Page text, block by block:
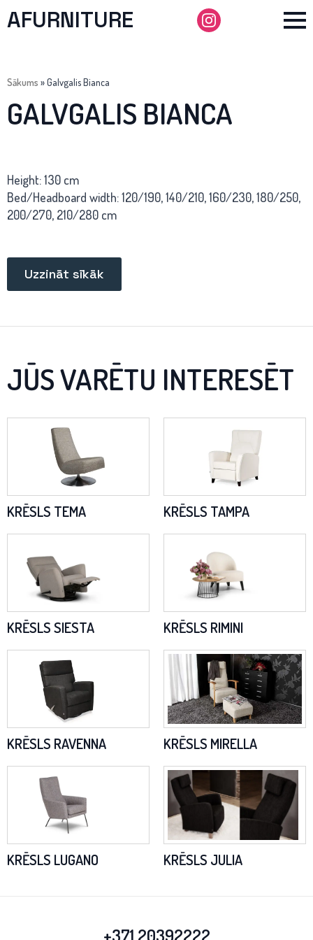
AFURNITURE
Sākums »Galvgalis Bianca
GALVGALIS BIANCA
Height: 130 cm
Bed/Headboard width: 120/190, 140/210, 160/230, 180/250,
200/270, 210/280 cm
Uzzināt sīkāk
JŪS VARĒTU INTERESĒT
KRĒSLS TEMA KRĒSLS TAMPA
KRĒSLS SIESTA KRĒSLS RIMINI
KRĒSLS RAVENNA KRĒSLS MIRELLA
KRĒSLS LUGANO KRĒSLS JULIA
+371 20392222